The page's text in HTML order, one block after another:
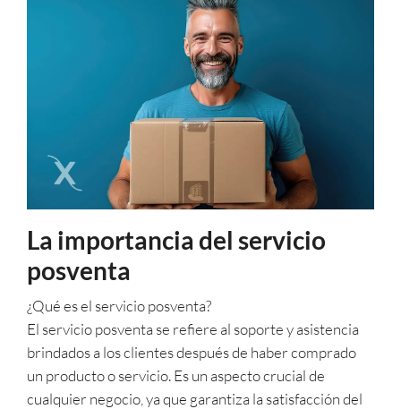
La importancia del servicio
posventa
¿Qué es el servicio posventa?
El servicio posventa se refiere al soporte y asistencia
brindados a los clientes después de haber comprado
un producto o servicio. Es un aspecto crucial de
cualquier negocio, ya que garantiza la satisfacción del